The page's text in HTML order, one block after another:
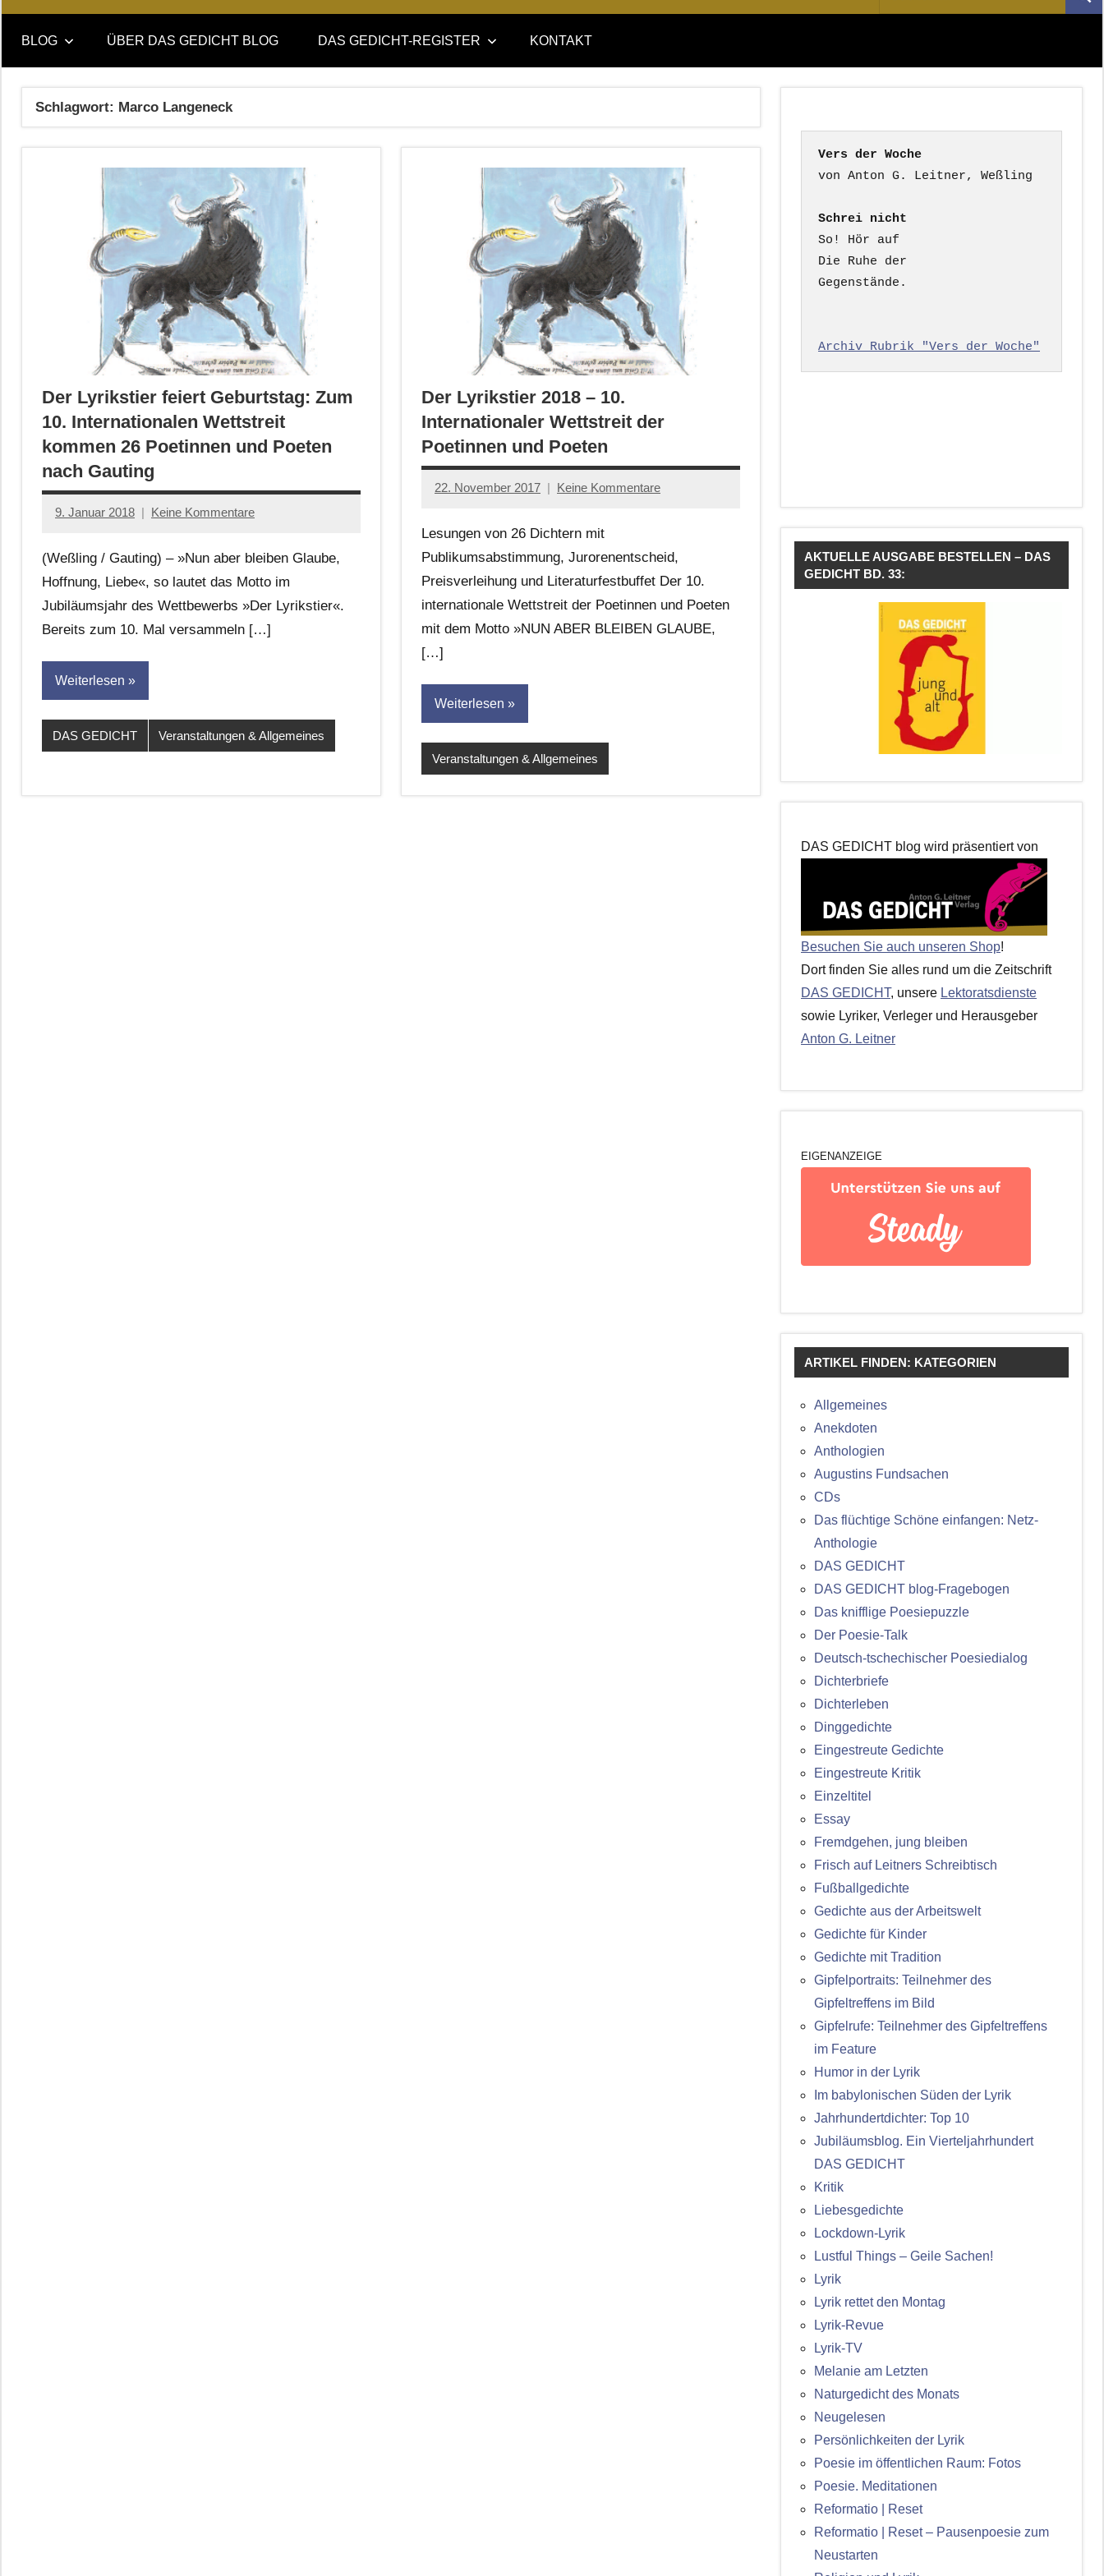
DAS
GEDICHT
blog
DAS
GEDICHT.
Zeitschrift
nach:
BLOG ÜBER DAS GEDICHT BLOG DAS GEDICHT-REGISTER KONTAKT
Schlagwort: Marco Langeneck
Der Lyrikstier feiert Geburtstag: Zum
10. Internationalen Wettstreit
kommen 26 Poetinnen und Poeten
nach Gauting
9. Januar 2018
Anton
Leitner
Keine Kommentare
(Weßling / Gauting) – »Nun aber bleiben Glaube,
Hoffnung, Liebe«, so lautet das Motto im
Jubiläumsjahr des Wettbewerbs »Der Lyrikstier«.
Bereits zum 10. Mal versammeln […]
Weiterlesen
DAS GEDICHT Veranstaltungen & Allgemeines
Der Lyrikstier 2018 – 10.
Internationaler Wettstreit der
Poetinnen und Poeten
22. November 2017
Anton
Leitner
Keine Kommentare
Lesungen von 26 Dichtern mit
Publikumsabstimmung, Jurorenentscheid,
Preisverleihung und Literaturfestbuffet Der 10.
internationale Wettstreit der Poetinnen und Poeten
mit dem Motto »NUN ABER BLEIBEN GLAUBE,
[…]
Weiterlesen
Veranstaltungen & Allgemeines
Vers der Woche
Schrei nicht
So! Hör auf
Die Ruhe der
Gegenstände.
Archiv Rubrik "Vers der Woche"
AKTUELLE AUSGABE BESTELLEN – DAS
GEDICHT BD. 33:
DAS GEDICHT blog wird präsentiert von
Besuchen Sie auch unseren Shop!
Dort finden Sie alles rund um die Zeitschrift
DAS GEDICHT, unsere Lektoratsdienste
sowie Lyriker, Verleger und Herausgeber
Anton G. Leitner
EIGENANZEIGE
ARTIKEL FINDEN: KATEGORIEN
Allgemeines
Anekdoten
Anthologien
Augustins Fundsachen
CDs
Das flüchtige Schöne einfangen: Netz-
Anthologie
DAS GEDICHT
DAS GEDICHT blog-Fragebogen
Das knifflige Poesiepuzzle
Der Poesie-Talk
Deutsch-tschechischer Poesiedialog
Dichterbriefe
Dichterleben
Dinggedichte
Eingestreute Gedichte
Eingestreute Kritik
Einzeltitel
Essay
Fremdgehen, jung bleiben
Frisch auf Leitners Schreibtisch
Fußballgedichte
Gedichte aus der Arbeitswelt
Gedichte für Kinder
Gedichte mit Tradition
Gipfelportraits: Teilnehmer des
Gipfeltreffens im Bild
Gipfelrufe: Teilnehmer des Gipfeltreffens
im Feature
Humor in der Lyrik
Im babylonischen Süden der Lyrik
Jahrhundertdichter: Top 10
Jubiläumsblog. Ein Vierteljahrhundert
DAS GEDICHT
Kritik
Liebesgedichte
Lockdown-Lyrik
Lustful Things – Geile Sachen!
Lyrik
Lyrik rettet den Montag
Lyrik-Revue
Lyrik-TV
Melanie am Letzten
Naturgedicht des Monats
Neugelesen
Persönlichkeiten der Lyrik
Poesie im öffentlichen Raum: Fotos
Poesie. Meditationen
Reformatio | Reset
Reformatio | Reset – Pausenpoesie zum
Neustarten